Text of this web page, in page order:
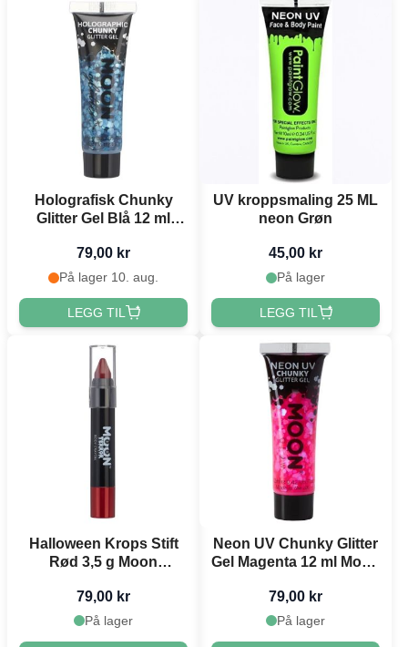
Holografisk Chunky
Glitter Gel Blå 12 ml
79,00 kr
På lager 10. aug.
LEGG TIL
UV kroppsmaling 25 ML
neon Grøn
45,00 kr
På lager
LEGG TIL
Halloween Krops Stift
Rød 3,5 g Moon
79,00 kr
På lager
Neon UV Chunky Glitter
Gel Magenta 12 ml Moon
79,00 kr
På lager